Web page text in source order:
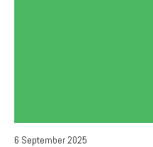
6 September 2025